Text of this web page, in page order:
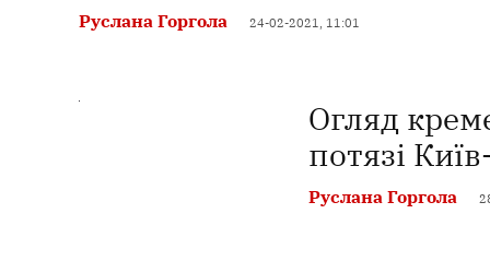
Руслана Горгола 24-02-2021, 11:01
Огляд
потязі
Руслана Горгола